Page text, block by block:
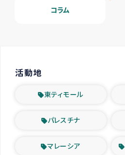
コラム
活動地
東ティモール
パレスチナ
マレーシア